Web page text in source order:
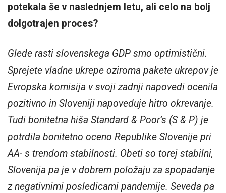
potekala še v naslednjem letu, ali celo na bolj
dolgotrajen proces?
Glede rasti slovenskega GDP smo optimistični.
Sprejete vladne ukrepe oziroma pakete ukrepov je
Evropska komisija v svoji zadnji napovedi ocenila
pozitivno in Sloveniji napoveduje hitro okrevanje.
Tudi bonitetna hiša Standard & Poor’s (S & P) je
potrdila bonitetno oceno Republike Slovenije pri
AA- s trendom stabilnosti. Obeti so torej stabilni,
Slovenija pa je v dobrem položaju za spopadanje
z negativnimi posledicami pandemije. Seveda pa